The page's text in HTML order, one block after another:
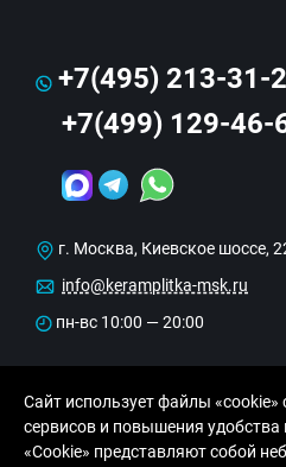
+7(495) 213-31-
+7(499) 129-46-
г. Москва, Киевское шоссе,
info@keramplitka-msk.ru
пн-вс 10:00 — 20:00
Сайт использует файлы «cookie»
сервисов и повышения
«Cookie» представляют собой